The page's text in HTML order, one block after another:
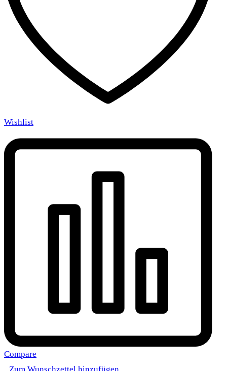
Wishlist
Compare
Zum Wunschzettel hinzufügen